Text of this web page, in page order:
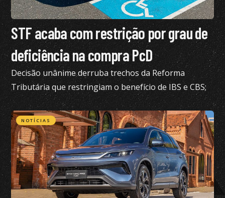
STF acaba com restrição por grau de
deficiência na compra PcD
Decisão unânime derruba trechos da Reforma
Tributária que restringiam o benefício de IBS e CBS;
confira todos os detalhes
NOTÍCIAS